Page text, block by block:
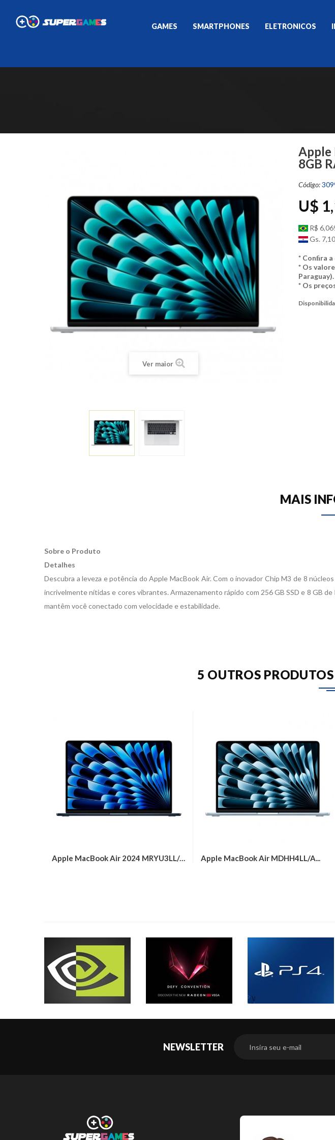
GAMES SMARTPHONES ELETRONICOS
Ver maior
Apple
8GB
Código:
U$
R$
Gs.
* Conﬁra
* Os
Paraguay).
* Os
MAIS
Sobre o Produto
Detalhes
Descubra a leveza e potência do Apple MacBook Air. Com o inovador Chip M3 de 8
incrivelmente nítidas e cores vibrantes. Armazenamento rápido com 256 GB SSD e 8 GB
mantêm você conectado com velocidade e estabilidade.
5 OUTROS
Apple MacBook Air 2024 MRYU3LL/A... Apple MacBook Air MDHH4LL/A...
NEWSLETTER